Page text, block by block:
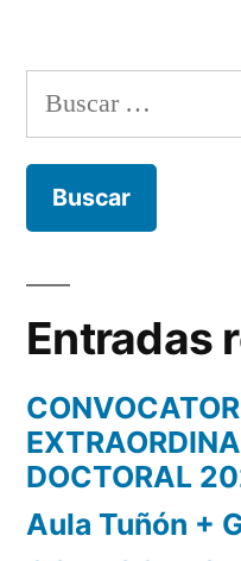
Buscar:
Entradas
DOCTORAL
Aula Tuñón +